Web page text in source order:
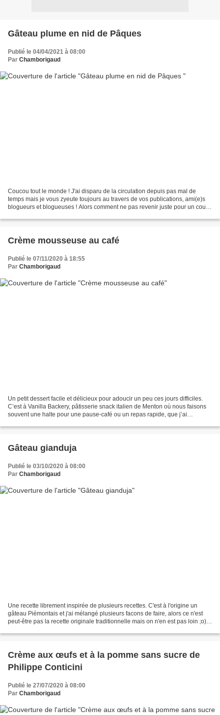
Gâteau plume en nid de Pâques
Publié le 04/04/2021 à 08:00
Par Chamborigaud
Coucou tout le monde ! J'ai disparu de la circulation depuis pas mal de
temps mais je vous zyeute toujours au travers de vos publications, ami(e)s
blogueurs et blogueuses ! Alors comment ne pas revenir juste pour un court
Crème mousseuse au café
Publié le 07/11/2020 à 18:55
Par Chamborigaud
Un petit dessert facile et délicieux pour adoucir un peu ces jours difficiles.
C’est à Vanilla Backery, pâtisserie snack italien de Menton où nous faisons
souvent une halte pour une pause-café ou un repas rapide, que j’ai
Gâteau gianduja
Publié le 03/10/2020 à 08:00
Par Chamborigaud
Une recette librement inspirée de plusieurs recettes. C'est à l'origine un
gâteau Piémontais et j'ai mélangé plusieurs facons de faire, alors ce n'est
peut-être pas la recette originale traditionnelle mais on n'en est pas loin ;o))
Crème aux œufs et à la pomme sans sucre de
Philippe Conticini
Publié le 27/07/2020 à 08:00
Par Chamborigaud